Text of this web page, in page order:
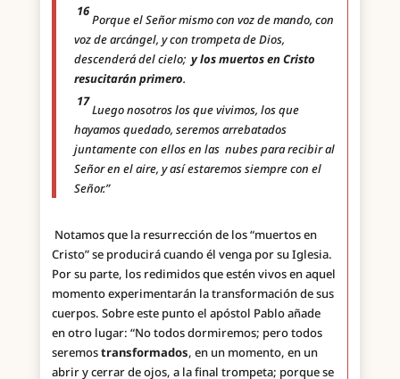
16
Porque el Señor mismo con voz de mando, con
voz de arcángel, y con trompeta de Dios,
descenderá del cielo; y los muertos en Cristo
resucitarán primero.
17
Luego nosotros los que vivimos, los que
hayamos quedado, seremos arrebatados
juntamente con ellos en las nubes para recibir al
Señor en el aire, y así estaremos siempre con el
Señor.”
Notamos que la resurrección de los “muertos en
Cristo” se producirá cuando él venga por su Iglesia.
Por su parte, los redimidos que estén vivos en aquel
momento experimentarán la transformación de sus
cuerpos. Sobre este punto el apóstol Pablo añade
en otro lugar: “No todos dormiremos; pero todos
seremostransformados, en un momento, en un
abrir y cerrar de ojos, a la final trompeta; porque se